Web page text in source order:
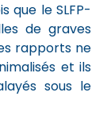
que le SLFP-
de graves
rapports ne
et ils
sous le